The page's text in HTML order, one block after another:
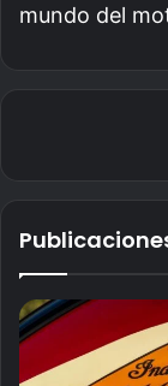
mundo del